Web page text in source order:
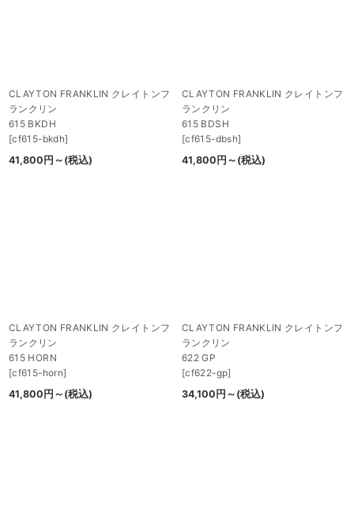
CLAYTON FRANKLIN クレイトンフ
ランクリン
615 BKDH
[cf615-bkdh]
41,800 円 ～ (税込)
CLAYTON FRANKLIN クレイトンフ
ランクリン
615 BDSH
[cf615-dbsh]
41,800 円 ～ (税込)
CLAYTON FRANKLIN クレイトンフ
ランクリン
615 HORN
[cf615-horn]
41,800 円 ～ (税込)
CLAYTON FRANKLIN クレイトンフ
ランクリン
622 GP
[cf622-gp]
34,100 円 ～ (税込)